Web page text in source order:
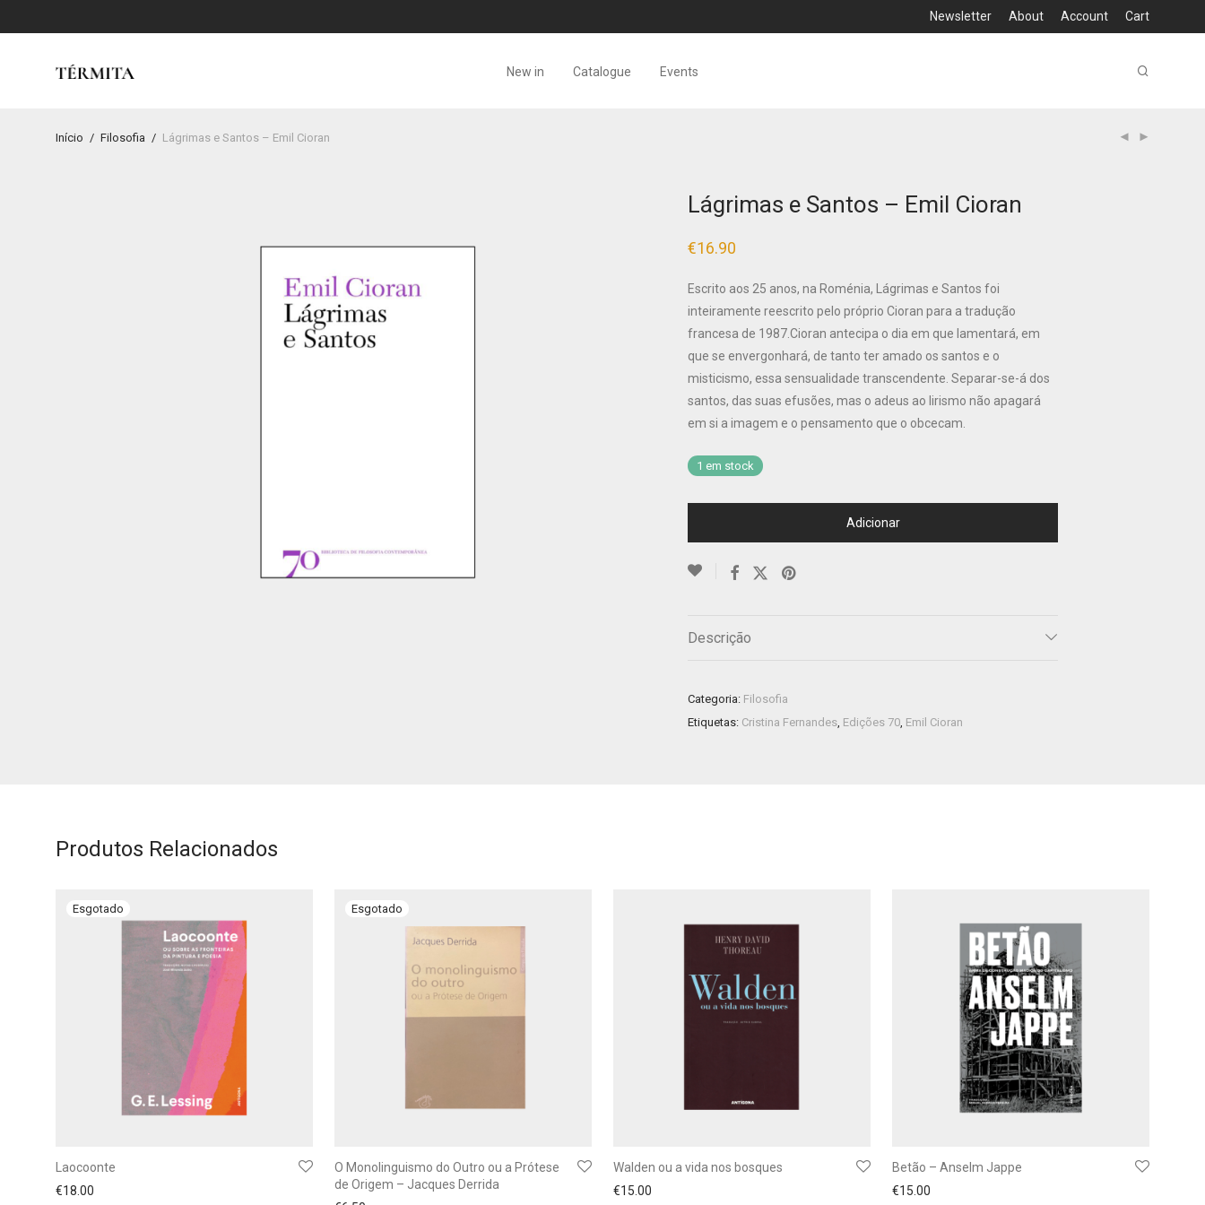
Newsletter About Account Cart
New in Catalogue Events
Início / Filosofia / Lágrimas e Santos – Emil Cioran
Lágrimas e Santos – Emil Cioran
€16.90
Escrito aos 25 anos, na Roménia, Lágrimas e Santos foi
inteiramente reescrito pelo próprio Cioran para a tradução
francesa de 1987.Cioran antecipa o dia em que lamentará, em
que se envergonhará, de tanto ter amado os santos e o
misticismo, essa sensualidade transcendente. Separar-se-á dos
santos, das suas efusões, mas o adeus ao lirismo não apagará
em si a imagem e o pensamento que o obcecam.
1 em stock
Adicionar
Descrição
Categoria: Filosofia
Etiquetas: Cristina Fernandes, Edições 70, Emil Cioran
Produtos Relacionados
Laocoonte
€18.00
O Monolinguismo do Outro ou a Prótese
de Origem – Jacques Derrida
Walden ou a vida nos bosques
€15.00
Betão – Anselm Jappe
€15.00